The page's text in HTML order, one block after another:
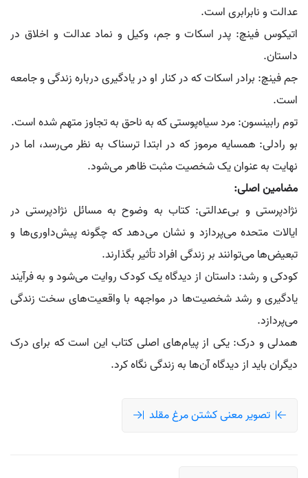
عدالت و نابرابری است.
اتیکوس فینچ: پدر اسکات و جم، وکیل و نماد عدالت و اخلاق در
داستان.
جم فینچ: برادر اسکات که در کنار او در یادگیری درباره زندگی و جامعه
است.
توم رابینسون: مرد سیاه‌پوستی که به ناحق به تجاوز متهم شده است.
بو رادلی: همسایه مرموز که در ابتدا ترسناک به نظر می‌رسد، اما در
نهایت به عنوان یک شخصیت مثبت ظاهر می‌شود.
مضامین اصلی:
نژادپرستی و بی‌عدالتی: کتاب به وضوح به مسائل نژادپرستی در
ایالات متحده می‌پردازد و نشان می‌دهد که چگونه پیش‌داوری‌ها و
تبعیض‌ها می‌توانند بر زندگی افراد تأثیر بگذارند.
کودکی و رشد: داستان از دیدگاه یک کودک روایت می‌شود و به فرآیند
یادگیری و رشد شخصیت‌ها در مواجهه با واقعیت‌های سخت زندگی
می‌پردازد.
همدلی و درک: یکی از پیام‌های اصلی کتاب این است که برای درک
دیگران باید از دیدگاه آن‌ها به زندگی نگاه کرد.
تصویر معنی کشتن مرغ مقلد